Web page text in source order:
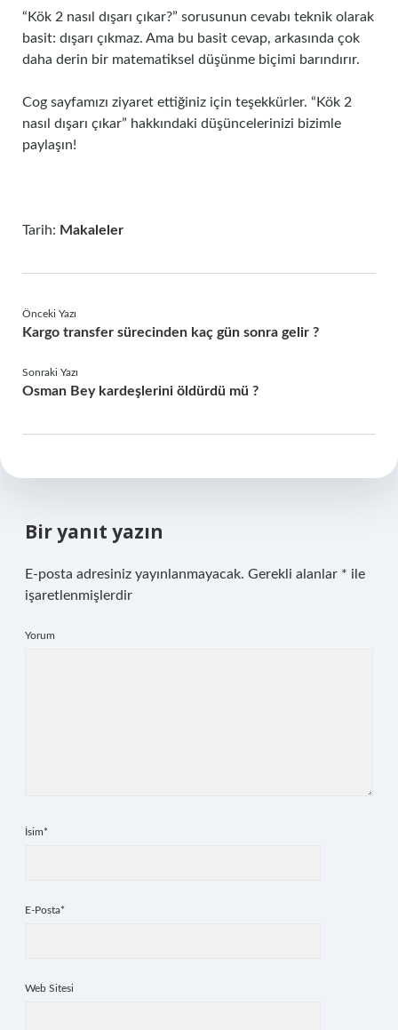
“Kök 2 nasıl dışarı çıkar?” sorusunun cevabı teknik olarak
basit: dışarı çıkmaz. Ama bu basit cevap, arkasında çok
daha derin bir matematiksel düşünme biçimi barındırır.
Cog sayfamızı ziyaret ettiğiniz için teşekkürler. “Kök 2
nasıl dışarı çıkar” hakkındaki düşüncelerinizi bizimle
paylaşın!
Tarih: Makaleler
Önceki Yazı
Kargo transfer sürecinden kaç gün sonra gelir ?
Sonraki Yazı
Osman Bey kardeşlerini öldürdü mü ?
Bir yanıt yazın
E-posta adresiniz yayınlanmayacak. Gerekli alanlar * ile
işaretlenmişlerdir
Yorum
İsim*
E-Posta*
Web Sitesi